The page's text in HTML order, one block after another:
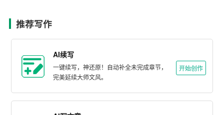
推荐写作
AI续写
一键续写，神还原！自动补全未完成章节，
完美延续大师文风。
开始创作